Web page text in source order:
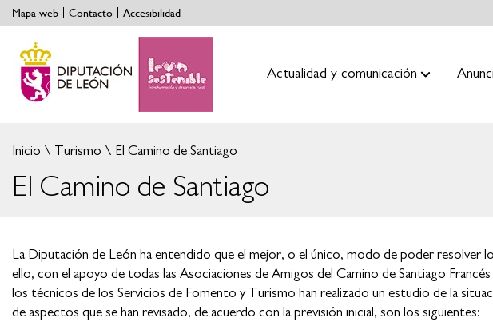
Mapa web Contacto Accesibilidad
Actualidad y comunicación
Inicio Turismo El Camino de Santiago
El Camino de Santiago
La Diputación de León ha entendido que el mejor, o el único, modo de poder resolver
ello, con el apoyo de todas las Asociaciones de Amigos del Camino de Santiago
los técnicos de los Servicios de Fomento y Turismo han realizado un estudio de la
de aspectos que se han revisado, de acuerdo con la previsión inicial, son los siguientes: